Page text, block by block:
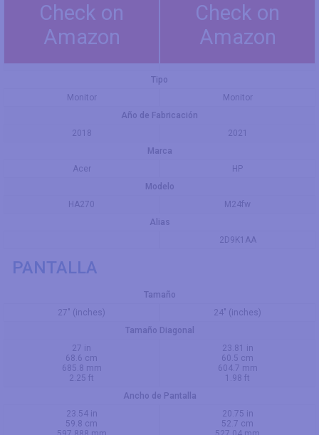
Check on
Amazon
Check on
Amazon
Tipo
Monitor
Monitor
Año de Fabricación
2018
2021
Marca
Acer
HP
Modelo
HA270
M24fw
Alias
2D9K1AA
PANTALLA
Tamaño
27" (inches)
24" (inches)
Tamaño Diagonal
27 in
68.6 cm
685.8 mm
2.25 ft
23.81 in
60.5 cm
604.7 mm
1.98 ft
Ancho de Pantalla
23.54 in
59.8 cm
20.75 in
52.7 cm